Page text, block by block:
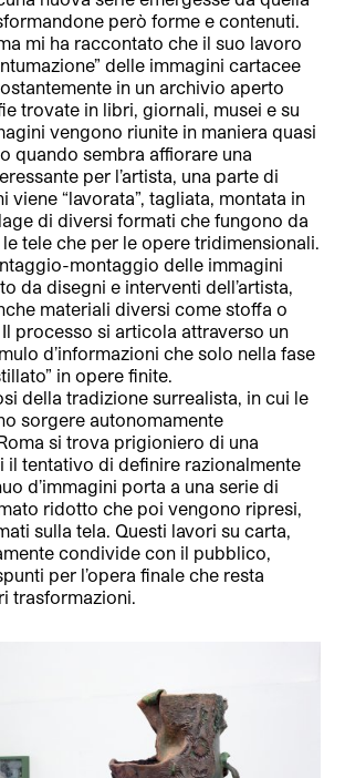
però forme e contenuti.
mi ha raccontato che il suo lavoro
delle immagini cartacee
in un archivio aperto
trovate in libri, giornali, musei e su
vengono riunite in maniera quasi
quando sembra affiorare una
per l’artista, una parte di
viene “lavorata”, tagliata, montata in
di diversi formati che fungono da
tele che per le opere tridimensionali.
montaggio delle immagini
da disegni e interventi dell’artista,
materiali diversi come stoffa o
processo si articola attraverso un
d’informazioni che solo nella fase
in opere finite.
della tradizione surrealista, in cui le
sorgere autonomamente
si trova prigioniero di una
il tentativo di definire razionalmente
d’immagini porta a una serie di
ridotto che poi vengono ripresi,
sulla tela. Questi lavori su carta,
condivide con il pubblico,
per l’opera finale che resta
trasformazioni.